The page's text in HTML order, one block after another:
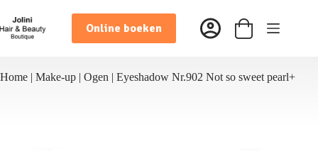
naar
de
inhoud
Online boeken Winkelwagen
Home | Make-up | Ogen | Eyeshadow Nr.902 Not so sweet pearl+